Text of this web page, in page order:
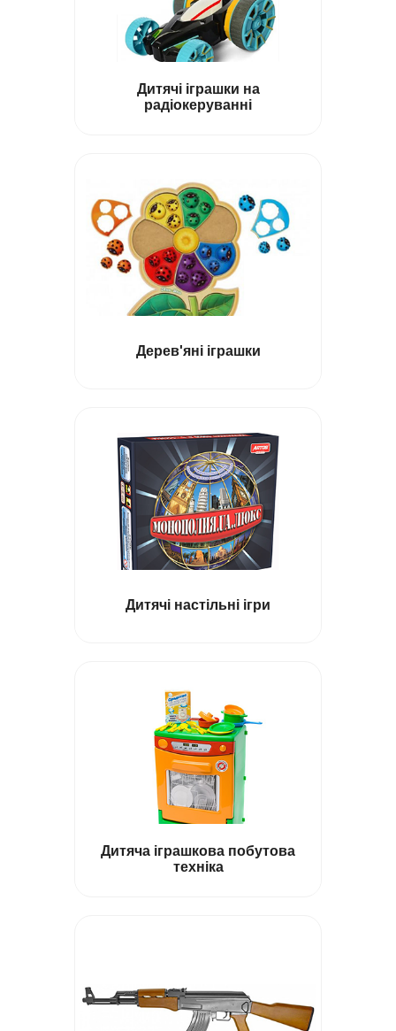
Дитячі іграшки на
радіокеруванні
Дерев'яні іграшки
Дитячі настільні ігри
Дитяча іграшкова побутова
техніка
Пістолети на пульках
Пістолети на пістонах
Інтерактивні собачки